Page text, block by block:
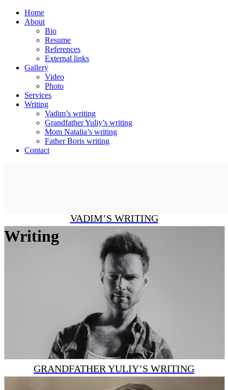
Home
About
Bio
Resume
References
External links
Gallery
Video
Photo
Services
Writing
Vadim’s writing
Grandfather Yuliy’s writing
Mom Natalia’s writing
Father Boris writing
Contact
Writing
VADIM’S WRITING
GRANDFATHER YULIY’S WRITING